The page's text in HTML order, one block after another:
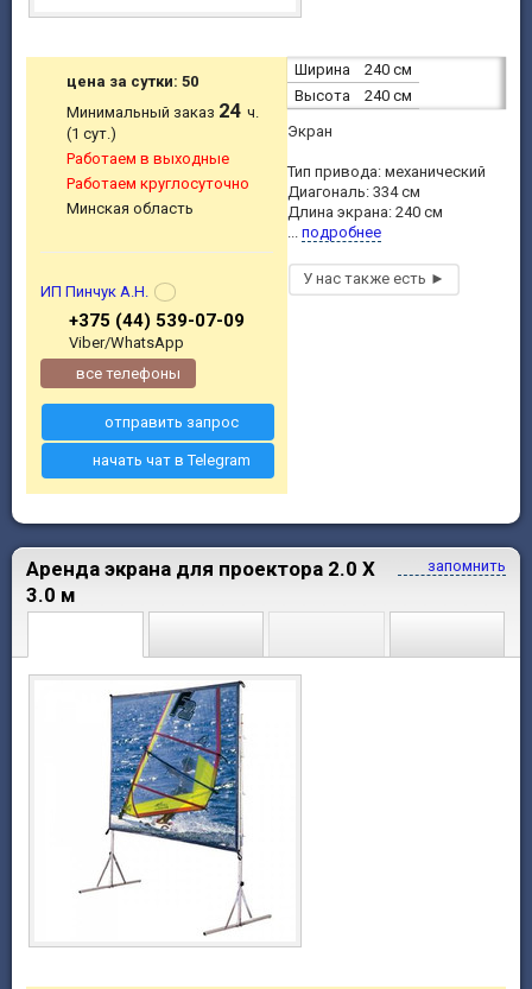
Ширина
240 см
Высота
240 см
Экран
Тип привода: механический
Диагональ: 334 см
Длина экрана: 240 см
подробнее
цена за сутки: 50
Минимальный заказ 24ч.
(1 сут.)
Работаем в выходные
Работаем круглосуточно
Минская область
ИП Пинчук А.Н.
+375 (44) 539-07-09
Viber/WhatsApp
все телефоны
отправить запрос
начать чат в Telegram
запомнить
Аренда экрана для проектора 2.0 X
3.0 м